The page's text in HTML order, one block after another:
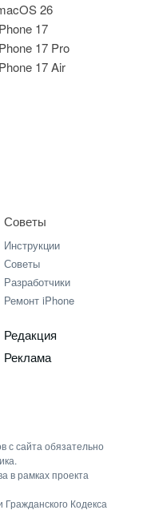
26
17
17 Pro
17 Air
Советы
Инструкции
Советы
Разработчики
Ремонт iPhone
Редакция
Реклама
с сайта обязательно
в рамках проекта
Кодекса